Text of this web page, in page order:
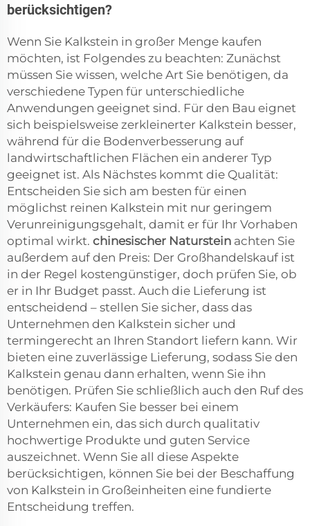
berücksichtigen?
Wenn Sie Kalkstein in großer Menge kaufen
möchten, ist Folgendes zu beachten: Zunächst
müssen Sie wissen, welche Art Sie benötigen, da
verschiedene Typen für unterschiedliche
Anwendungen geeignet sind. Für den Bau eignet
sich beispielsweise zerkleinerter Kalkstein besser,
während für die Bodenverbesserung auf
landwirtschaftlichen Flächen ein anderer Typ
geeignet ist. Als Nächstes kommt die Qualität:
Entscheiden Sie sich am besten für einen
möglichst reinen Kalkstein mit nur geringem
Verunreinigungsgehalt, damit er für Ihr Vorhaben
optimal wirkt. chinesischer Naturstein achten Sie
außerdem auf den Preis: Der Großhandelskauf ist
in der Regel kostengünstiger, doch prüfen Sie, ob
er in Ihr Budget passt. Auch die Lieferung ist
entscheidend – stellen Sie sicher, dass das
Unternehmen den Kalkstein sicher und
termingerecht an Ihren Standort liefern kann. Wir
bieten eine zuverlässige Lieferung, sodass Sie den
Kalkstein genau dann erhalten, wenn Sie ihn
benötigen. Prüfen Sie schließlich auch den Ruf des
Verkäufers: Kaufen Sie besser bei einem
Unternehmen ein, das sich durch qualitativ
hochwertige Produkte und guten Service
auszeichnet. Wenn Sie all diese Aspekte
berücksichtigen, können Sie bei der Beschaffung
von Kalkstein in Großeinheiten eine fundierte
Entscheidung treffen.